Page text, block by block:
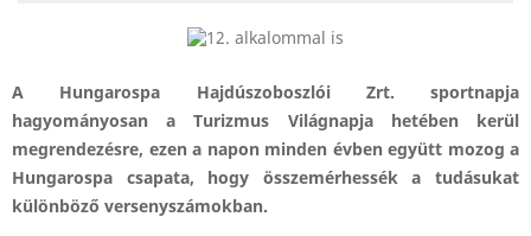
A Hungarospa Hajdúszoboszlói Zrt. sportnapja
hagyományosan a Turizmus Világnapja hetében kerül
megrendezésre, ezen a napon minden évben együtt mozog a
Hungarospa csapata, hogy összemérhessék a tudásukat
különböző versenyszámokban.